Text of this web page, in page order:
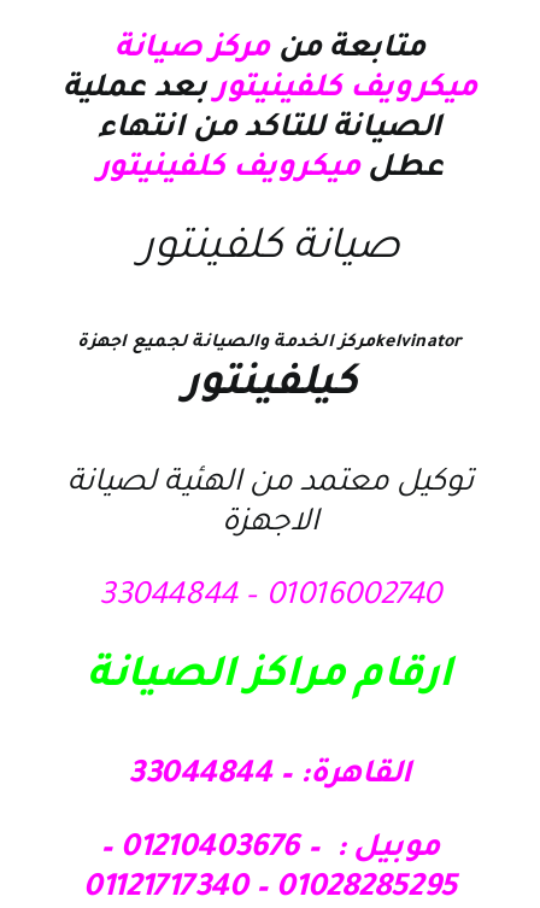
متابعة منمركز صيانة
ميكرويف كلفينيتوربعد عملية
الصيانة للتاكد من انتهاء
عطل ميكرويف كلفينيتور
صيانة كلفينتور
kelvinatorمركز الخدمة والصيانة لجميع اجهزة
كيلفينتور
توكيل معتمد من الهئية لصيانة
الاجهزة
01016002740 – 33044844
ارقام مراكز الصيانة
القاهرة: – 33044844
موبيل : – 01210403676 –
01028285295 – 01121717340